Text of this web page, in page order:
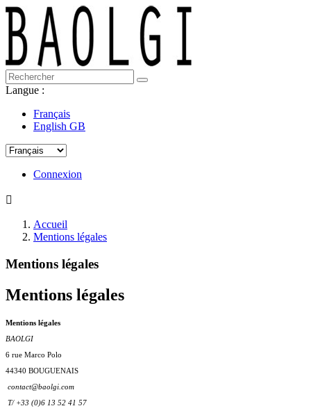
Langue :
Français
English GB
Connexion

Accueil
Mentions légales
Mentions légales
Mentions légales
Mentions légales
BAOLGI
6 rue Marco Polo
44340 BOUGUENAIS
contact@baolgi.com
T/ +33 (0)6 13 52 41 57